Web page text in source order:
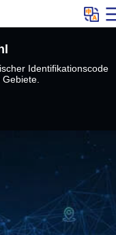
Identifikationscode